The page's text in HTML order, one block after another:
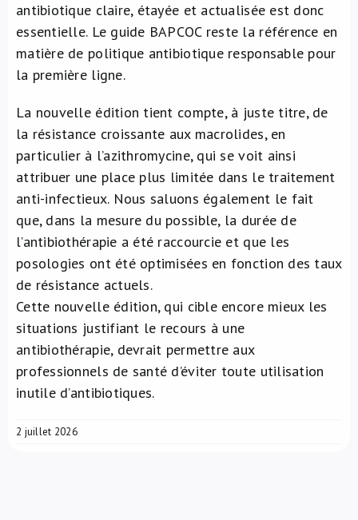
antibiotique claire, étayée et actualisée est donc
essentielle. Le guide BAPCOC reste la référence en
matière de politique antibiotique responsable pour
la première ligne.
La nouvelle édition tient compte, à juste titre, de
la résistance croissante aux macrolides, en
particulier à l’azithromycine, qui se voit ainsi
attribuer une place plus limitée dans le traitement
anti-infectieux. Nous saluons également le fait
que, dans la mesure du possible, la durée de
l’antibiothérapie a été raccourcie et que les
posologies ont été optimisées en fonction des taux
de résistance actuels.
Cette nouvelle édition, qui cible encore mieux les
situations justifiant le recours à une
antibiothérapie, devrait permettre aux
professionnels de santé d’éviter toute utilisation
inutile d’antibiotiques.
2 juillet 2026